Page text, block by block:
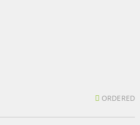
ORDERED